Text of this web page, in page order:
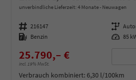
unverbindliche Lieferzeit: 4 Monate Neuwagen
Fahrzeugnummer 216147 Getriebe
Kraftstoff Benzin Leistung 85
25.790,– €
incl. 19% MwSt.
Verbrauch kombiniert:6,30 l/100km